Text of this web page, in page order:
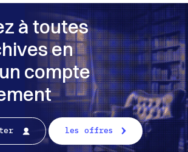
à toutes
en
compte
les offres